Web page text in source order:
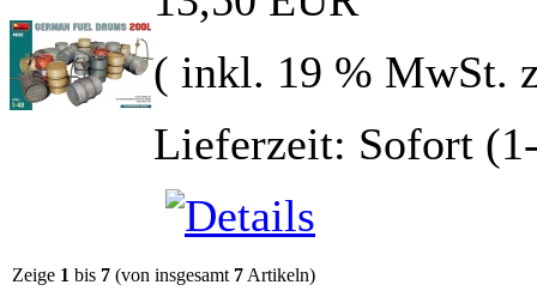
( inkl. 19 % MwSt.
Lieferzeit: Sofort
Zeige 1 bis 7 (von insgesamt 7 Artikeln)